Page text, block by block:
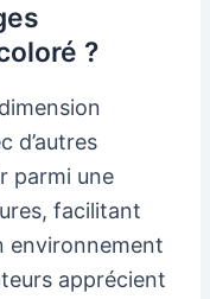
?
d’autres
parmi une
facilitant
environnement
apprécient